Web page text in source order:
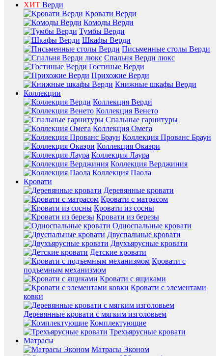
ХИТ Верди
Кровати Верди
Комоды Верди
Тумбы Верди
Шкафы Верди
Письменные столы Верди
Спальня Верди люкс
Гостиные Верди
Прихожие Верди
Книжные шкафы Верди
Коллекции
Коллекция Верди
Коллекция Венето
Спальные гарнитуры
Коллекция Омега
Коллекция Прованс Браун
Коллекция Окаэри
Коллекция Лаура
Коллекция Верджиния
Коллекция Паола
Кровати
Деревянные кровати
Кровати с матрасом
Кровати из сосны
Кровати из березы
Односпальные кровати
Двуспальные кровати
Двухъярусные кровати
Детские кровати
Кровати с
подъемным механизмом
Кровати с ящиками
Кровати с элементами
ковки
Деревянные кровати с мягким изголовьем
Комплектующие
Трехъярусные кровати
Матрасы
Матрасы Эконом